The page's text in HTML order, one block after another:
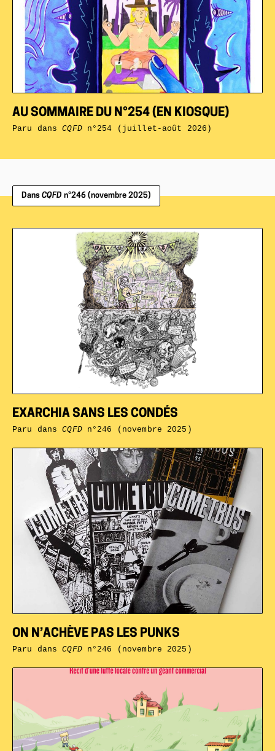
AU SOMMAIRE DU N°254 (EN KIOSQUE)
Paru dansCQFDn°254 (juillet-août 2026)
Dans CQFD n°246 (novembre 2025)
ON N’ACHÈVE PAS LES PUNKS
Paru dansCQFDn°246 (novembre 2025)
EXARCHIA SANS LES CONDÉS
Paru dansCQFDn°246 (novembre 2025)